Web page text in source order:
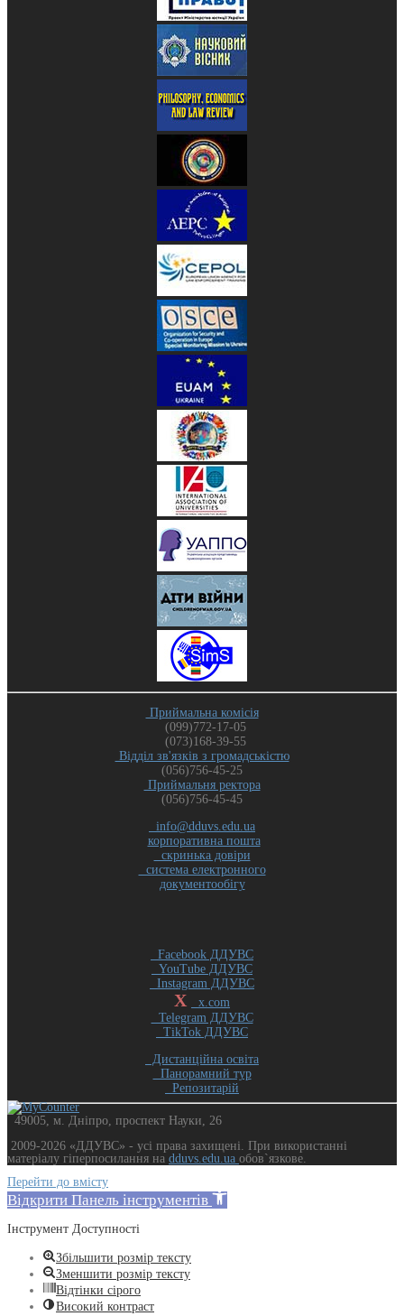
Приймальна комісія
(099)772-17-05
(073)168-39-55
Відділ зв'язків з громадськістю
(056)756-45-25
Приймальня ректора
(056)756-45-45
info@dduvs.edu.ua
корпоративна пошта
скринька довіри
система електронного
документообігу
Facebook ДДУВС
YouTube ДДУВС
Instagram ДДУВС
X
x.com
Telegram ДДУВС
TikTok ДДУВС
Дистанційна освіта
Панорамний тур
Репозитарій
49005, м. Дніпро, проспект Науки, 26
2009-2026 «ДДУВС» - усi права захищенi. При використанні
матеріалу гіперпосилання на dduvs.edu.ua обов`язкове.
Перейти до вмісту
Відкрити Панель інструментів
Інструмент Доступності
Збільшити розмір тексту
Зменшити розмір тексту
Відтінки сірого
Високий контраст